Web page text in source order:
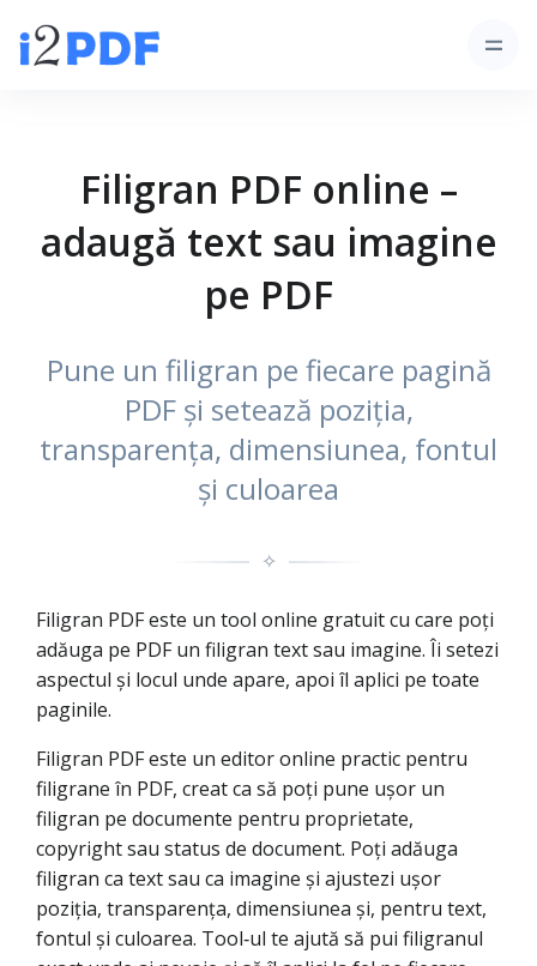
Filigran PDF online –
adaugă text sau imagine
pe PDF
Pune un filigran pe fiecare pagină
PDF și setează poziția,
transparența, dimensiunea, fontul
și culoarea
✧
Filigran PDF este un tool online gratuit cu care poți
adăuga pe PDF un filigran text sau imagine. Îi setezi
aspectul și locul unde apare, apoi îl aplici pe toate
paginile.
Filigran PDF este un editor online practic pentru
filigrane în PDF, creat ca să poți pune ușor un
filigran pe documente pentru proprietate,
copyright sau status de document. Poți adăuga
filigran ca text sau ca imagine și ajustezi ușor
poziția, transparența, dimensiunea și, pentru text,
fontul și culoarea. Tool‑ul te ajută să pui filigranul